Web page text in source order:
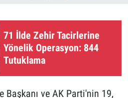
71 İlde Zehir Tacirlerine
Yönelik Operasyon: 844
Tutuklama
Başkanı ve AK Parti'nin 19,